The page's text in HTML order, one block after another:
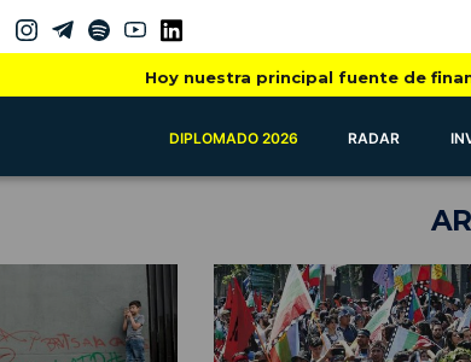
Hoy nuestra principal fuente de
DIPLOMADO 2026 RADAR